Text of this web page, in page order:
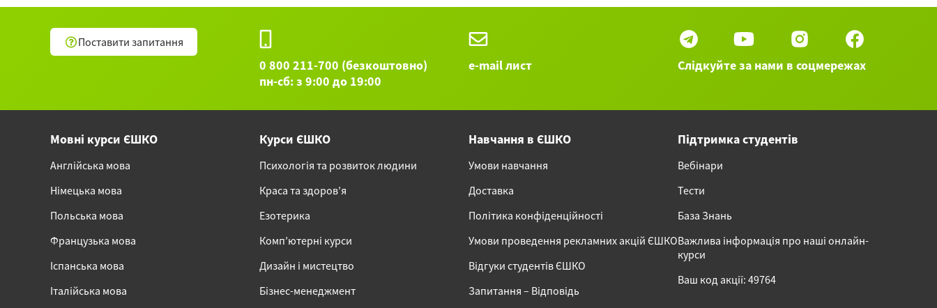
Поставити запитання
0 800 211-700 (безкоштовно)
пн-сб: з 9:00 до 19:00
e-mail лист Слідкуйте за нами в соцмережах
Мовні курси ЄШКО
Англійська мова
Німецька мова
Польська мова
Французька мова
Іспанська мова
Італійська мова
Курси ЄШКО
Психологія та розвиток людини
Краса та здоров’я
Езотерика
Комп’ютерні курси
Дизайн і мистецтво
Бізнес-менеджмент
Навчання в ЄШКО
Умови навчання
Доставка
Політика конфіденційності
Умови проведення рекламних акцій ЄШКО
Відгуки студентів ЄШКО
Запитання – Відповідь
Підтримка студентів
Вебінари
Тести
База Знань
Важлива інформація про наші онлайн-
курси
Ваш код акції: 49764